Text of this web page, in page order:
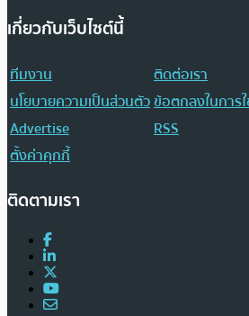
เกี่ยวกับเว็บไซต์นี้
ทีมงาน
ติดต่อเรา
นโยบายความเป็นส่วนตัวข้อตกลงในการ
Advertise
RSS
ตั้งค่าคุกกี้
ติดตามเรา